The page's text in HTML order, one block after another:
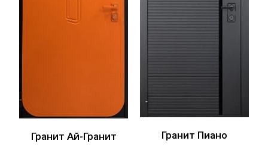
Гранит Ай-Гранит Гранит Пиано